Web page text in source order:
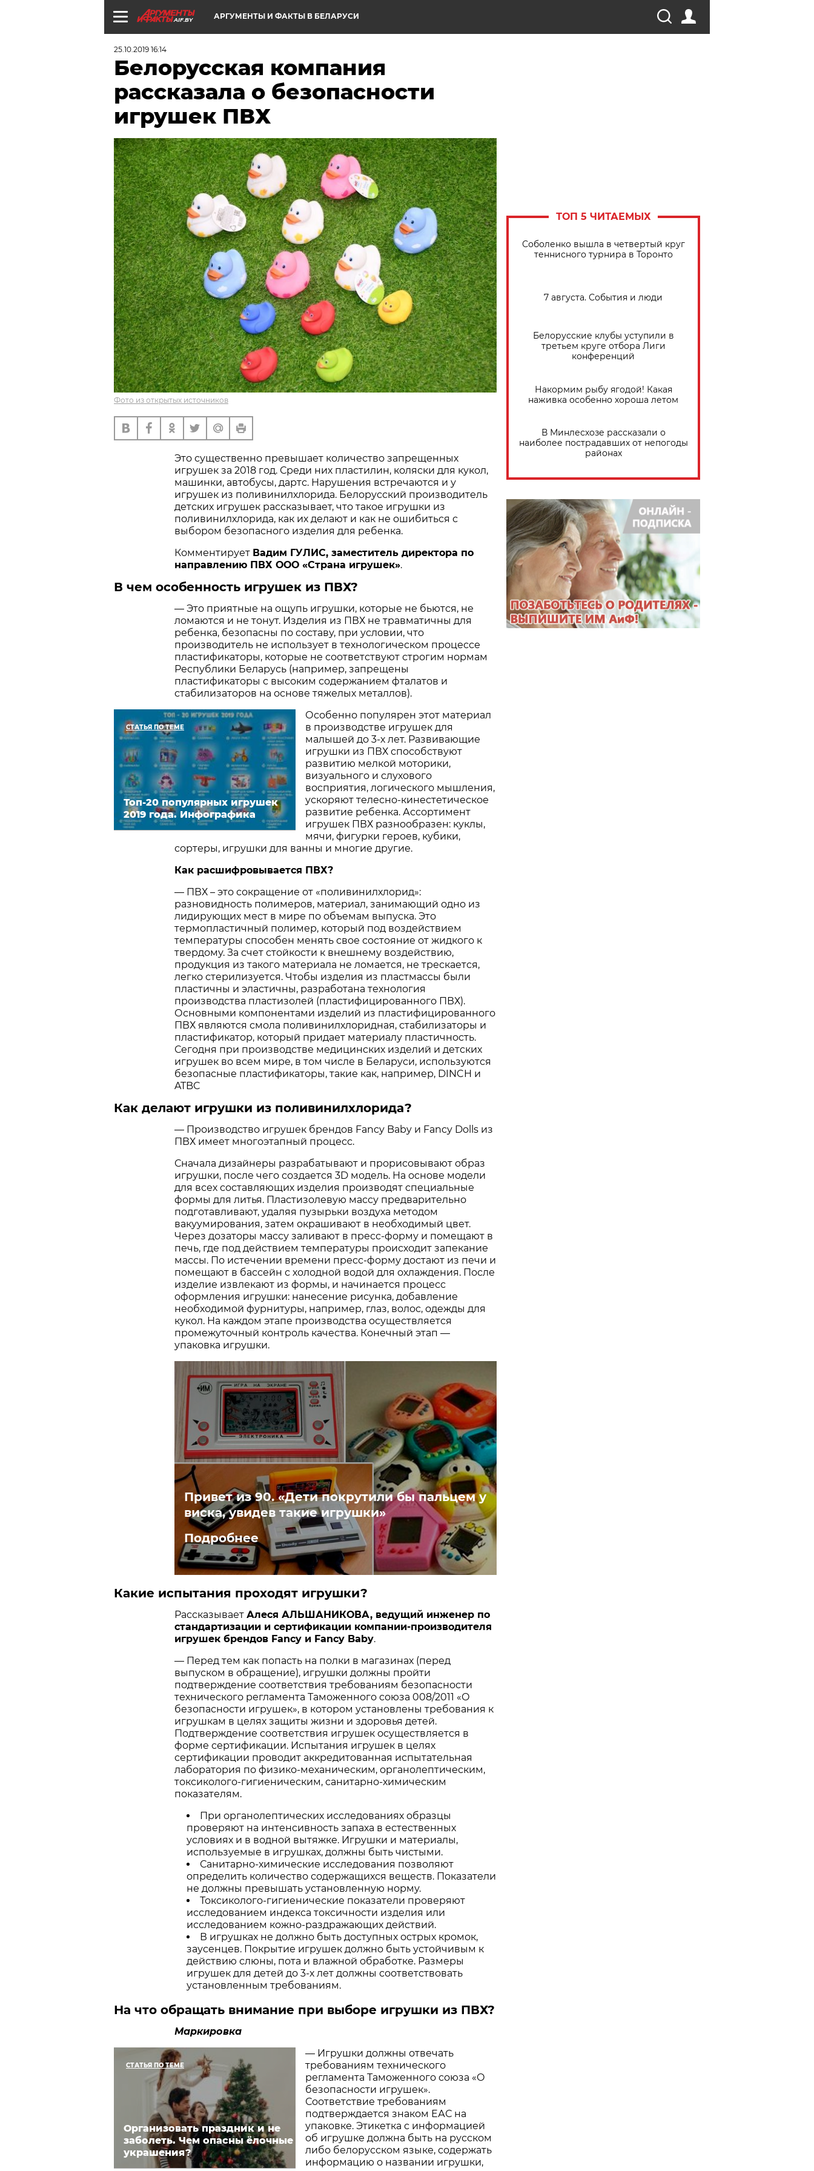
AIF.BY АРГУМЕНТЫ И ФАКТЫ В БЕЛАРУСИ
25.10.2019 16:14
Белорусская компания
рассказала о безопасности
игрушек ПВХ
Фото из открытых источников
Это существенно превышает количество запрещенных
игрушек за 2018 год. Среди них пластилин, коляски для кукол,
машинки, автобусы, дартс. Нарушения встречаются и у
игрушек из поливинилхлорида. Белорусский производитель
детских игрушек рассказывает, что такое игрушки из
поливинилхлорида, как их делают и как не ошибиться с
выбором безопасного изделия для ребенка.
Комментирует Вадим ГУЛИС, заместитель директора по
направлению ПВХ ООО «Страна игрушек».
В чем особенность игрушек из ПВХ?
— Это приятные на ощупь игрушки, которые не бьются, не
ломаются и не тонут. Изделия из ПВХ не травматичны для
ребенка, безопасны по составу, при условии, что
производитель не использует в технологическом процессе
пластификаторы, которые не соответствуют строгим нормам
Республики Беларусь (например, запрещены
пластификаторы с высоким содержанием фталатов и
стабилизаторов на основе тяжелых металлов).
СТАТЬЯ ПО ТЕМЕ
Топ-20 популярных игрушек
2019 года. Инфографика
Особенно популярен этот материал
в производстве игрушек для
малышей до 3-х лет. Развивающие
игрушки из ПВХ способствуют
развитию мелкой моторики,
визуального и слухового
восприятия, логического мышления,
ускоряют телесно-кинестетическое
развитие ребенка. Ассортимент
игрушек ПВХ разнообразен: куклы,
мячи, фигурки героев, кубики,
сортеры, игрушки для ванны и многие другие.
Как расшифровывается ПВХ?
— ПВХ – это сокращение от «поливинилхлорид»:
разновидность полимеров, материал, занимающий одно из
лидирующих мест в мире по объемам выпуска. Это
термопластичный полимер, который под воздействием
температуры способен менять свое состояние от жидкого к
твердому. За счет стойкости к внешнему воздействию,
продукция из такого материала не ломается, не трескается,
легко стерилизуется. Чтобы изделия из пластмассы были
пластичны и эластичны, разработана технология
производства пластизолей (пластифицированного ПВХ).
Основными компонентами изделий из пластифицированного
ПВХ являются смола поливинилхлоридная, стабилизаторы и
пластификатор, который придает материалу пластичность.
Сегодня при производстве медицинских изделий и детских
игрушек во всем мире, в том числе в Беларуси, используются
безопасные пластификаторы, такие как, например, DINCH и
ATBC
Как делают игрушки из поливинилхлорида?
— Производство игрушек брендов Fancy Baby и Fancy Dolls из
ПВХ имеет многоэтапный процесс.
Сначала дизайнеры разрабатывают и прорисовывают образ
игрушки, после чего создается 3D модель. На основе модели
для всех составляющих изделия производят специальные
формы для литья. Пластизолевую массу предварительно
подготавливают, удаляя пузырьки воздуха методом
вакуумирования, затем окрашивают в необходимый цвет.
Через дозаторы массу заливают в пресс-форму и помещают в
печь, где под действием температуры происходит запекание
массы. По истечении времени пресс-форму достают из печи и
помещают в бассейн с холодной водой для охлаждения. После
изделие извлекают из формы, и начинается процесс
оформления игрушки: нанесение рисунка, добавление
необходимой фурнитуры, например, глаз, волос, одежды для
кукол. На каждом этапе производства осуществляется
промежуточный контроль качества. Конечный этап —
упаковка игрушки.
Привет из 90. «Дети покрутили бы пальцем у
виска, увидев такие игрушки»
Подробнее
Какие испытания проходят игрушки?
Рассказывает Алеся АЛЬШАНИКОВА, ведущий инженер по
стандартизации и сертификации компании-производителя
игрушек брендов Fancy и Fancy Baby.
— Перед тем как попасть на полки в магазинах (перед
выпуском в обращение), игрушки должны пройти
подтверждение соответствия требованиям безопасности
технического регламента Таможенного союза 008/2011 «О
безопасности игрушек», в котором установлены требования к
игрушкам в целях защиты жизни и здоровья детей.
Подтверждение соответствия игрушек осуществляется в
форме сертификации. Испытания игрушек в целях
сертификации проводит аккредитованная испытательная
лаборатория по физико-механическим, органолептическим,
токсиколого-гигиеническим, санитарно-химическим
показателям.
При органолептических исследованиях образцы
проверяют на интенсивность запаха в естественных
условиях и в водной вытяжке. Игрушки и материалы,
используемые в игрушках, должны быть чистыми.
Санитарно-химические исследования позволяют
определить количество содержащихся веществ. Показатели
не должны превышать установленную норму.
Токсиколого-гигиенические показатели проверяют
исследованием индекса токсичности изделия или
исследованием кожно-раздражающих действий.
В игрушках не должно быть доступных острых кромок,
заусенцев. Покрытие игрушек должно быть устойчивым к
действию слюны, пота и влажной обработке. Размеры
игрушек для детей до 3-х лет должны соответствовать
установленным требованиям.
На что обращать внимание при выборе игрушки из ПВХ?
Маркировка
СТАТЬЯ ПО ТЕМЕ
Организовать праздник и не
заболеть. Чем опасны ёлочные
украшения?
— Игрушки должны отвечать
требованиям технического
регламента Таможенного союза «О
безопасности игрушек».
Соответствие требованиям
подтверждается знаком ЕАС на
упаковке. Этикетка с информацией
об игрушке должна быть на русском
либо белорусском языке, содержать
информацию о названии игрушки,
ТОП 5 ЧИТАЕМЫХ
Соболенко вышла в четвертый круг
теннисного турнира в Торонто
7 августа. События и люди
Белорусские клубы уступили в
третьем круге отбора Лиги
конференций
Накормим рыбу ягодой! Какая
наживка особенно хороша летом
В Минлесхозе рассказали о
наиболее пострадавших от непогоды
районах